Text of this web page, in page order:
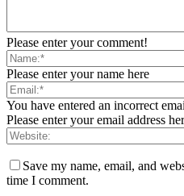
Please enter your comment!
Please enter your name here
You have entered an incorrect
Please enter your email address
Save my name, email, and
time I comment.